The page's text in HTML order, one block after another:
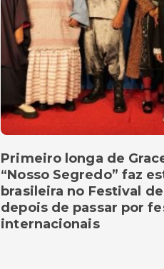
Primeiro longa de
“Nosso Segredo” faz
brasileira no Festival
depois de passar por
internacionais